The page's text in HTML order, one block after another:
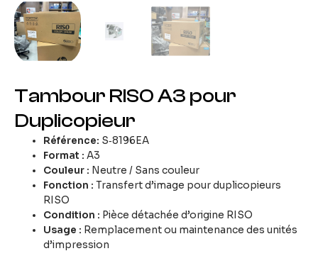
Tambour RISO A3 pour
Duplicopieur
Référence: S‑8196EA
Format : A3
Couleur : Neutre / Sans couleur
Fonction : Transfert d’image pour duplicopieurs
RISO
Condition : Pièce détachée d’origine RISO
Usage : Remplacement ou maintenance des unités
d’impression